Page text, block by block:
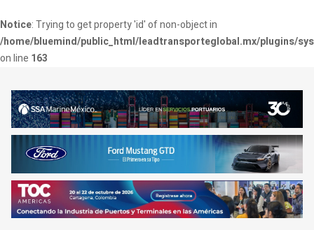
Notice: Trying to get property 'id' of non-object in
/home/bluemind/public_html/leadtransporteglobal.mx/plugins/
on line 163